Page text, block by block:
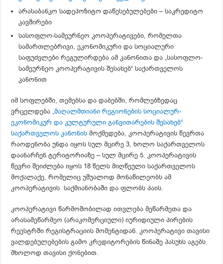
არასაბანკო სადეპოზიტო დაწესებულებები – საკრედიტო
კავშირები
სასოფლო-სამეურნეო კოოპერატივები, რომელთა
სამართლებრივი, ეკონომიკური და სოციალური
საფუძვლები რეგულირდება ამ კანონითა და „სასოფლო-
სამეურნეო კოოპერატივის შესახებ“ საქართველოს
კანონით
იმ სოფლებში, თემებსა და დაბებში, რომლებზედაც
ვრცელდება„მაღალმთიანი რეგიონების სოციალურ-
ეკონომიკურ და კულტურული განვითარების შესახებ“
საქართველოს კანონის მოქმედება, კოოპერატივის წევრთა
რაოდენობა უნდა იყოს სულ მცირე 3, ხოლო საქართველოს
დაანარჩენ ტერიტორიაზე – სულ მცირე 5. კოოპერატივის
წევრი შეიძლება იყოს 18 წელს მიღწეული საქართველოს
მოქალაქე, რომელიც უშუალოდ მონაწილეობს ამ
კოოპერატივის საქმიანობაში და ფლობს პაის.
კოოპერატივი წარმოშობილად ითვლება მეწარმეთა და
არასამეწარმეო (არაკომერციული) იურიდიული პირების
რეესტრში რეგისტრაციის მომენტიდან. კოოპერატივი თავისი
ვალდებულებების გამო კრედიტორების წინაშე პასუხს აგებს
მხოლოდ თავისი ქონებით.